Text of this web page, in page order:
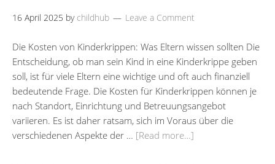
16 April 2025 by childhub Leave a Comment
Die Kosten von Kinderkrippen: Was Eltern wissen sollten Die
Entscheidung, ob man sein Kind in eine Kinderkrippe geben
soll, ist für viele Eltern eine wichtige und oft auch finanziell
bedeutende Frage. Die Kosten für Kinderkrippen können je
nach Standort, Einrichtung und Betreuungsangebot
variieren. Es ist daher ratsam, sich im Voraus über die
verschiedenen Aspekte der … [Read more…]